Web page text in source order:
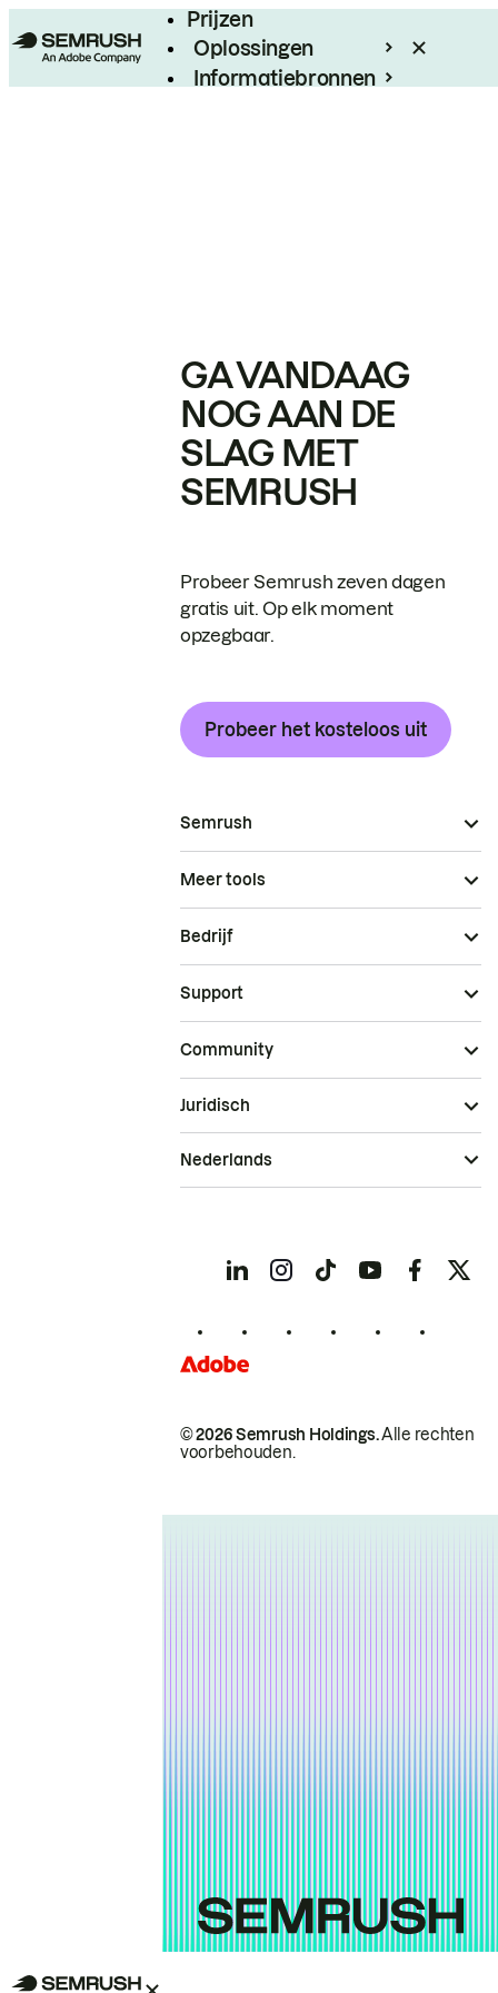
Prijzen
Oplossingen
Informatiebronnen
GA VANDAAG
NOG AAN DE
SLAG MET
SEMRUSH
Probeer Semrush zeven dagen
gratis uit. Op elk moment
opzegbaar.
Probeer het kosteloos uit
Semrush
Meer tools
Bedrijf
Support
Community
© 2026 Semrush Holdings.Alle rechten
voorbehouden.
Juridisch
Nederlands